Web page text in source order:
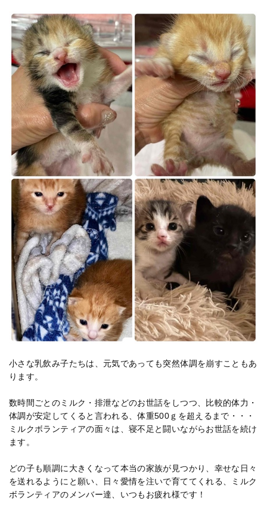
小さな乳飲み子たちは、元気であっても突然体調を崩すこともあ
ります。
数時間ごとのミルク・排泄などのお世話をしつつ、比較的体力・
体調が安定してくると言われる、体重500ｇを超えるまで・・・
ミルクボランティアの面々は、寝不足と闘いながらお世話を続け
ます。
どの子も順調に大きくなって本当の家族が見つかり、幸せな日々
を送れるようにと願い、日々愛情を注いで育ててくれる、ミルク
ボランティアのメンバー達、いつもお疲れ様です！